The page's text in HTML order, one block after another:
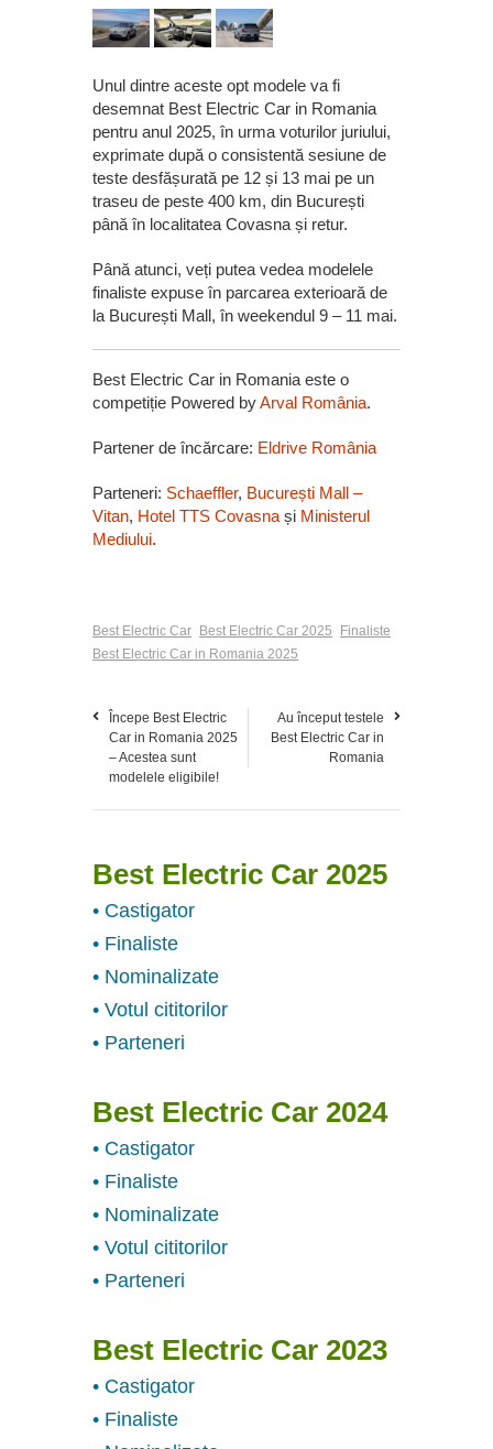
Unul dintre aceste opt modele va fi
desemnat Best Electric Car in Romania
pentru anul 2025, în urma voturilor juriului,
exprimate după o consistentă sesiune de
teste desfășurată pe 12 și 13 mai pe un
traseu de peste 400 km, din București
până în localitatea Covasna și retur.
Până atunci, veți putea vedea modelele
finaliste expuse în parcarea exterioară de
la București Mall, în weekendul 9 – 11 mai.
Best Electric Car in Romania este o
competiție Powered byArval România.
Partener de încărcare: Eldrive România
Parteneri: Schaeffler, București Mall –
Vitan, Hotel TTS Covasna și Ministerul
Mediului.
Best Electric Car Best Electric Car 2025
Finaliste
Best Electric Car in Romania 2025
Începe Best Electric
Car in Romania 2025
– Acestea sunt
modelele eligibile!
Au început testele
Best Electric Car in
Romania
Best Electric Car 2025
• Castigator
• Finaliste
• Nominalizate
• Votul cititorilor
• Parteneri
Best Electric Car 2024
• Castigator
• Finaliste
• Nominalizate
• Votul cititorilor
• Parteneri
Best Electric Car 2023
• Castigator
• Finaliste